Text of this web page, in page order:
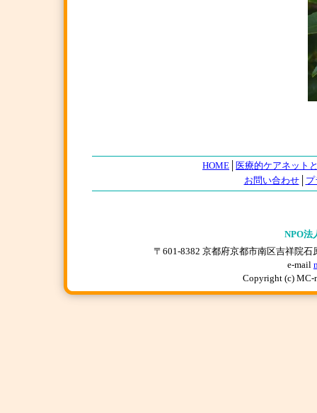
HOME
医療的ケアネット
お問い合わせ│ プ
NPO法
〒601-8382 京都府京都市南区吉祥院石
e-mail
Copyright (c) MC-